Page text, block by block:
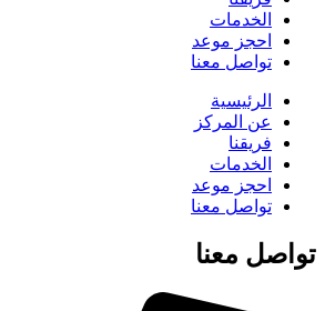
الخدمات
احجز موعد
تواصل معنا
الرئيسية
عن المركز
فريقنا
الخدمات
احجز موعد
تواصل معنا
تواصل معنا